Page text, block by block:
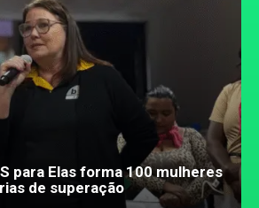
para Elas forma 100 mulheres
de superação